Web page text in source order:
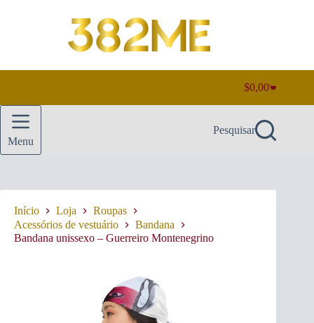
Carrinho
de
compras
$0,00
Menu
Pesquisar
Início Loja
Roupas
Acessórios de vestuário
Bandana
Bandana unissexo – Guerreiro Montenegrino